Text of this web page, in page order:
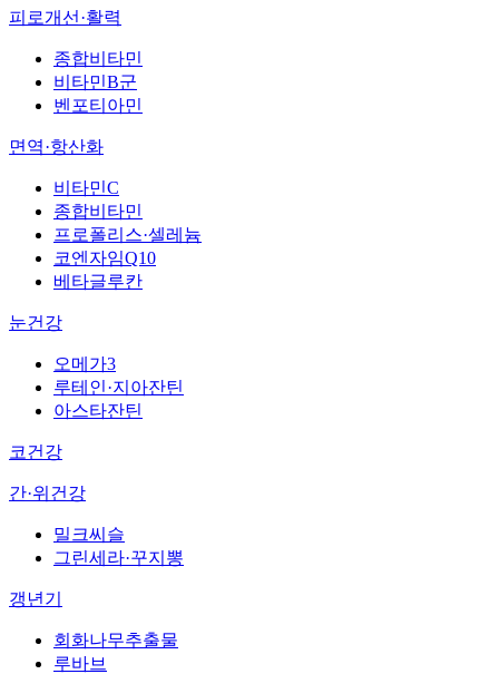
피로개선·활력
종합비타민
비타민B군
벤포티아민
면역·항산화
비타민C
종합비타민
프로폴리스·셀레늄
코엔자임Q10
베타글루칸
눈건강
오메가3
루테인·지아잔틴
아스타잔틴
코건강
간·위건강
밀크씨슬
그린세라·꾸지뽕
갱년기
회화나무추출물
루바브